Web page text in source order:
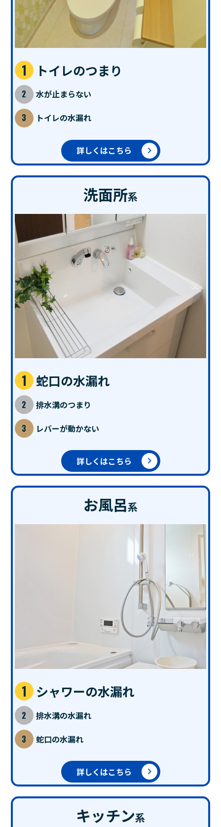
トイレのつまり
水が止まらない
トイレの水漏れ
詳しくはこちら
洗面所系
蛇口の水漏れ
排水溝のつまり
レバーが動かない
詳しくはこちら
お風呂系
シャワーの水漏れ
排水溝の水漏れ
蛇口の水漏れ
詳しくはこちら
キッチン系